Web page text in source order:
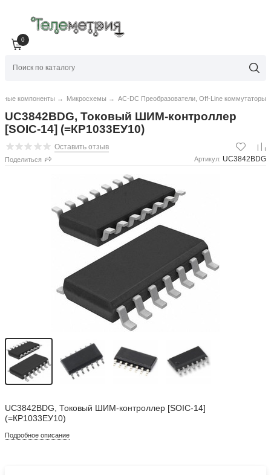
0
компоненты → Микросхемы → AC-DC Преобразователи, Off-Line коммутаторы
UC3842BDG, Токовый ШИМ-контроллер
[SOIC-14] (=КР1033ЕУ10)
Оставить отзыв
Поделиться Артикул: UC3842BDG
UC3842BDG, Токовый ШИМ-контроллер [SOIC-14]
(=КР1033ЕУ10)
Подробное описание